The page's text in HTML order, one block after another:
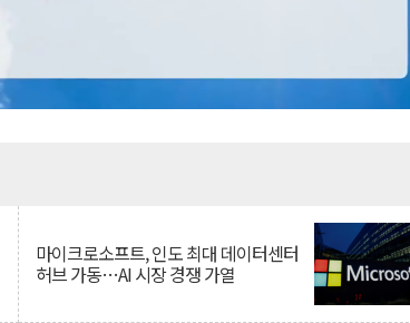
마이크로소프트, 인도 최대 데이터센터
허브 가동…AI 시장 경쟁 가열